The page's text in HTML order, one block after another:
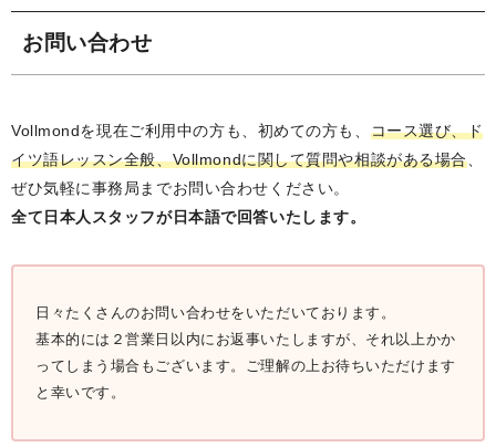
お問い合わせ
Vollmondを現在ご利用中の方も、初めての方も、 コース選び、ド
イツ語レッスン全般、Vollmondに関して質問や相談がある場合、
ぜひ気軽に事務局までお問い合わせください。
全て日本人スタッフが日本語で回答いたします。
日々たくさんのお問い合わせをいただいております。
基本的には２営業日以内にお返事いたしますが、それ以上かか
ってしまう場合もございます。ご理解の上お待ちいただけます
と幸いです。